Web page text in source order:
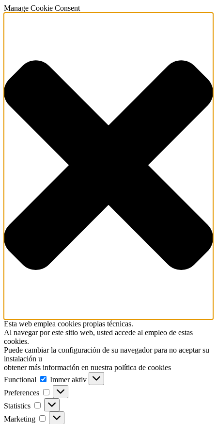
Manage Cookie Consent
Esta web emplea cookies propias técnicas.
Al navegar por este sitio web, usted accede al empleo de estas
cookies.
Puede cambiar la configuración de su navegador para no aceptar su
instalación u
obtener más información en nuestra política de cookies
Functional
Functional
Immer aktiv
Preferences
Preferences
Statistics Statistics
Marketing Marketing